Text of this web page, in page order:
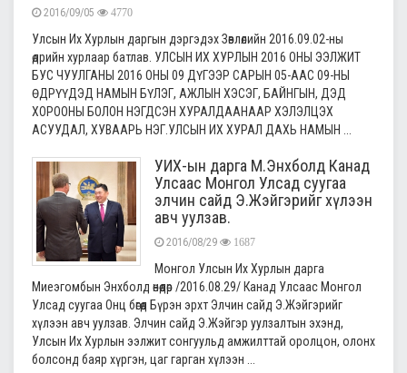
2016/09/05 4770
Улсын Их Хурлын даргын дэргэдэх Зөвлөлийн 2016.09.02-ны
өдрийн хурлаар батлав. УЛСЫН ИХ ХУРЛЫН 2016 ОНЫ ЭЭЛЖИТ
БУС ЧУУЛГАНЫ 2016 ОНЫ 09 ДҮГЭЭР САРЫН 05-ААС 09-НЫ
ӨДРҮҮДЭД НАМЫН БҮЛЭГ, АЖЛЫН ХЭСЭГ, БАЙНГЫН, ДЭД
ХОРООНЫ БОЛОН НЭГДСЭН ХУРАЛДААНААР ХЭЛЭЛЦЭХ
АСУУДАЛ, ХУВААРЬ НЭГ.УЛСЫН ИХ ХУРАЛ ДАХЬ НАМЫН ...
УИХ-ын дарга М.Энхболд Канад
Улсаас Монгол Улсад суугаа
элчин сайд Э.Жэйгэрийг хүлээн
авч уулзав.
2016/08/29 1687
Монгол Улсын Их Хурлын дарга
Миеэгомбын Энхболд өнөөдөр /2016.08.29/ Канад Улсаас Монгол
Улсад суугаа Онц бөгөөд Бүрэн эрхт Элчин сайд Э.Жэйгэрийг
хүлээн авч уулзав. Элчин сайд Э.Жэйгэр уулзалтын эхэнд,
Улсын Их Хурлын ээлжит сонгуульд амжилттай оролцон, олонх
болсонд баяр хүргэн, цаг гарган хүлээн ...